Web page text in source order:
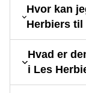
Hvor kan
Herbiers til
Hvad er
i Les